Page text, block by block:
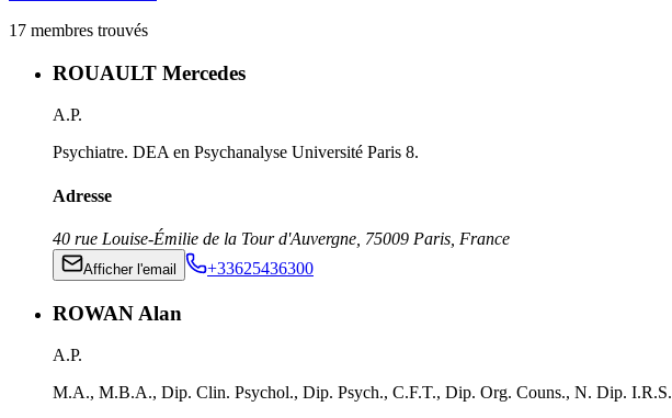
17 membres trouvés
ROUAULT Mercedes
A.P.
Psychiatre. DEA en Psychanalyse Université Paris 8.
Adresse
40 rue Louise-Émilie de la Tour d'Auvergne 75009 Paris France
Afficher l'email +33625436300
ROWAN Alan
A.P.
M.A., M.B.A., Dip. Clin. Psychol., Dip. Psych., C.F.T., Dip. Org. Couns., N. Dip. I.R.S.